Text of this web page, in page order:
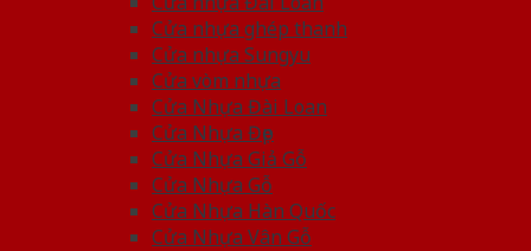
Cửa nhựa ghép thanh
Cửa nhựa Sungyu
Cửa vòm nhựa
Cửa Nhựa Đài Loan
Cửa Nhựa Đẹp
Cửa Nhựa Giả Gỗ
Cửa Nhựa Gỗ
Cửa Nhựa Hàn Quốc
Cửa Nhựa Vân Gỗ